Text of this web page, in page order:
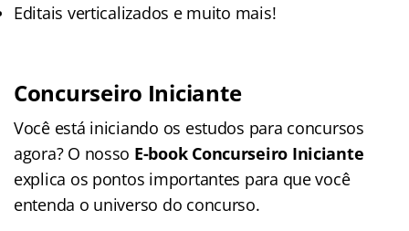
Editais verticalizados e muito mais!
Concurseiro Iniciante
Você está iniciando os estudos para concursos
agora? O nosso E-book Concurseiro Iniciante
explica os pontos importantes para que você
entenda o universo do concurso.